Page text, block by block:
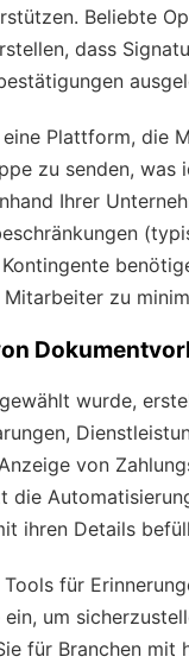
Beliebte
dass
Plattform, die
zu senden,
Ihrer
zu
wurde,
von
die
ihren Details
für
um
für Branchen mit